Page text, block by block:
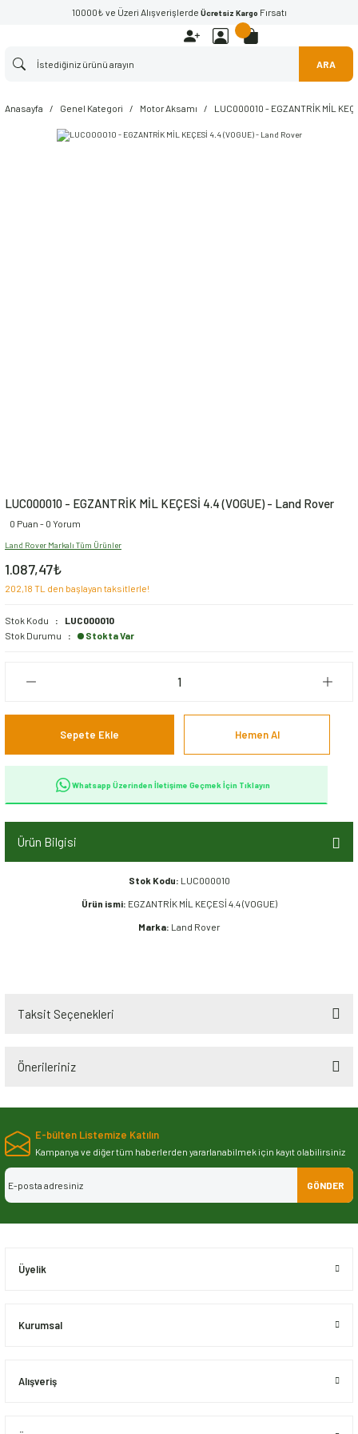
10000₺ ve Üzeri Alışverişlerde Ücretsiz Kargo Fırsatı
ARA
Anasayfa Genel Kategori Motor Aksamı LUC000010 - EGZANTRİK MİL
LUC000010 - EGZANTRİK MİL KEÇESİ 4.4 (VOGUE) - Land Rover
0 Puan - 0 Yorum
Land Rover Markalı Tüm Ürünler
1.087,47₺
202,18 TL den başlayan taksitlerle!
Stok Kodu
LUC000010
Stok Durumu
Stokta Var
Sepete Ekle Hemen Al
Whatsapp Üzerinden İletişime Geçmek İçin Tıklayın
Ürün Bilgisi
Stok Kodu: LUC000010
Ürün ismi: EGZANTRİK MİL KEÇESİ 4.4 (VOGUE)
Marka: Land Rover
Taksit Seçenekleri
Önerileriniz
Bu ürünün fiyat bilgisi, resim, ürün açıklamalarında ve diğer konularda
iletebilirsiniz.
Görüş ve önerileriniz için teşekkür ederiz.
Ürün resmi kalitesiz, bozuk veya görüntülenemiyor.
E-bülten Listemize Katılın
Kampanya ve diğer tüm haberlerden yararlanabilmek için kayıt olabilirsiniz
GÖNDER
Üyelik
Kurumsal
Alışveriş